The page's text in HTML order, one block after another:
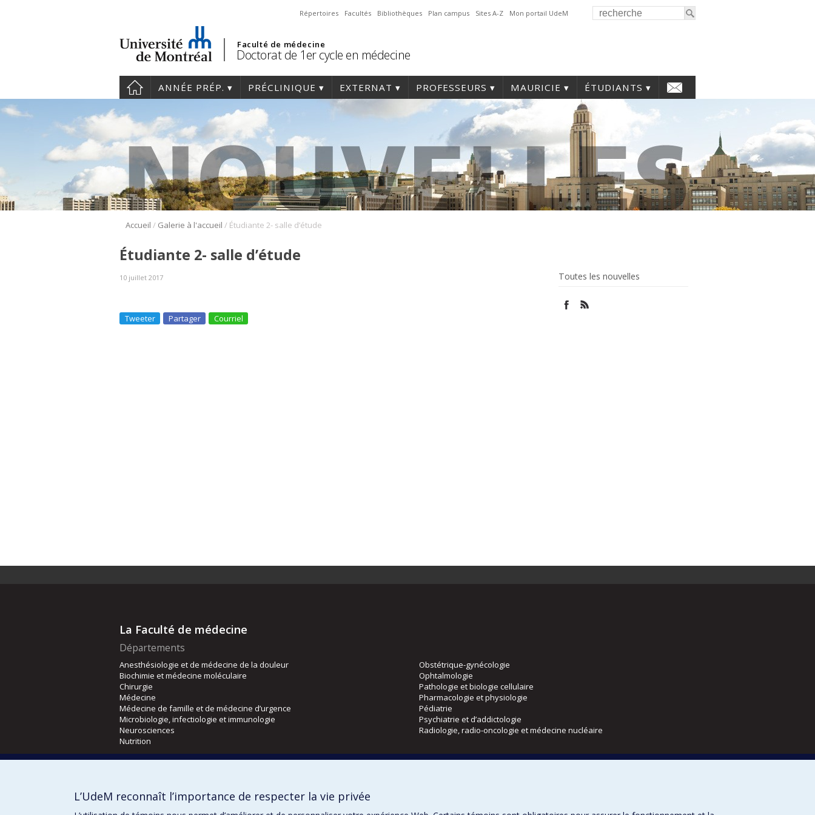
Répertoires Facultés Bibliothèques Plan campus Sites A-Z Mon portail UdeM
Faculté de médecine
Doctorat de 1er cycle en médecine
ANNÉE PRÉP. PRÉCLINIQUE EXTERNAT PROFESSEURS MAURICIE ÉTUDIANTS
Accueil / Galerie à l'accueil / Étudiante 2- salle d’étude
Toutes les nouvelles
Étudiante 2- salle d’étude
10 juillet 2017
Tweeter Partager Courriel
La Faculté de médecine
Départements
Anesthésiologie et de médecine de la douleur
Biochimie et médecine moléculaire
Chirurgie
Médecine
Médecine de famille et de médecine d’urgence
Microbiologie, infectiologie et immunologie
Neurosciences
Nutrition
Obstétrique-gynécologie
Ophtalmologie
Pathologie et biologie cellulaire
Pharmacologie et physiologie
Pédiatrie
Psychiatrie et d’addictologie
Radiologie, radio-oncologie et médecine nucléaire
Orthophonie et audiologie
L’UdeM reconnaît l’importance de respecter la vie privée